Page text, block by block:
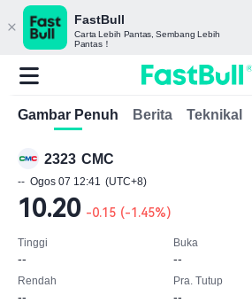
FastBull
Carta Lebih Pantas, Sembang Lebih
Pantas！
Gambar Penuh Berita Teknikal
2323 CMC
-- Ogos 07 12:41 (UTC+8)
10.20 -0.15 (-1.45%)
Tinggi
--
Rendah
--
Buka
--
Pra. Tutup
--